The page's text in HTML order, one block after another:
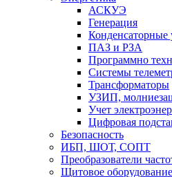
АСКУЭ
Генерация
ПАЗ и РЗА
Программно
Системы
Трансформаторы
УЗИП,
Учет
Цифровая
Безопасность
ИБП, ШОТ, СОПТ
Преобразователи
Щитовое оборудование